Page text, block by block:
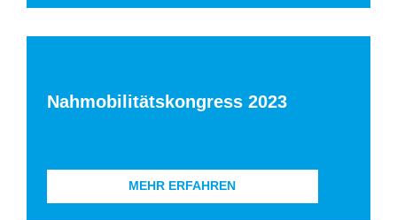
Nahmobilitätskongress 2023
MEHR ERFAHREN